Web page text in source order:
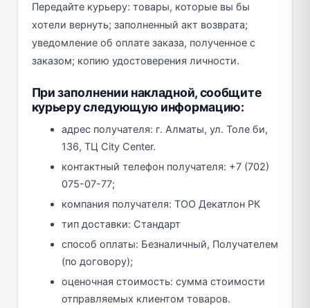
Передайте курьеру: товары, которые вы бы
хотели вернуть; заполненный акт возврата;
уведомление об оплате заказа, полученное с
заказом; копию удостоверения личности.
При заполнении накладной, сообщите
курьеру следующую информацию:
адрес получателя: г. Алматы, ул. Толе би,
136, ТЦ City Center.
контактный телефон получателя: +7 (702)
075-07-77;
компания получателя: ТОО Декатлон РК
тип доставки: Стандарт
способ оплаты: Безналичный, Получателем
(по договору);
оценочная стоимость: сумма стоимости
отправляемых клиентом товаров.